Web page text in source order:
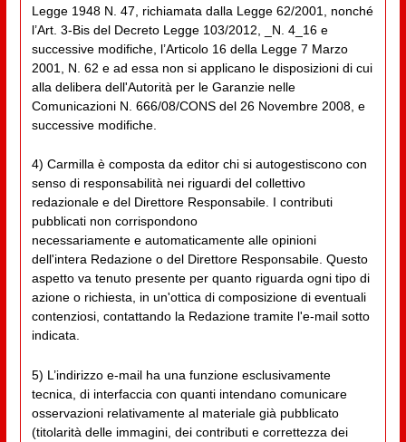
Legge 1948 N. 47, richiamata dalla Legge 62/2001, nonché
l’Art. 3-Bis del Decreto Legge 103/2012, _N. 4_16 e
successive modifiche, l’Articolo 16 della Legge 7 Marzo
2001, N. 62 e ad essa non si applicano le disposizioni di cui
alla delibera dell'Autorità per le Garanzie nelle
Comunicazioni N. 666/08/CONS del 26 Novembre 2008, e
successive modifiche.
4) Carmilla è composta da editor chi si autogestiscono con
senso di responsabilità nei riguardi del collettivo
redazionale e del Direttore Responsabile. I contributi
pubblicati non corrispondono
necessariamente e automaticamente alle opinioni
dell'intera Redazione o del Direttore Responsabile. Questo
aspetto va tenuto presente per quanto riguarda ogni tipo di
azione o richiesta, in un'ottica di composizione di eventuali
contenziosi, contattando la Redazione tramite l'e-mail sotto
indicata.
5) L’indirizzo e-mail ha una funzione esclusivamente
tecnica, di interfaccia con quanti intendano comunicare
osservazioni relativamente al materiale già pubblicato
(titolarità delle immagini, dei contributi e correttezza dei